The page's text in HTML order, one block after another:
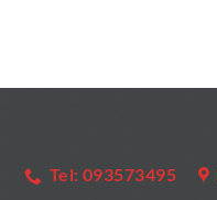
Tel: 093573495